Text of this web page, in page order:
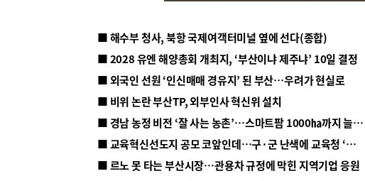
■ 해수부 청사, 북항 국제여객터미널 옆에 선다(종합)
■ 2028 유엔 해양총회 개최지, ‘부산이냐 제주냐’ 10일 결정
■ 외국인 선원 ‘인신매매 경유지’ 된 부산…우려가 현실로
■ 비위 논란 부산TP, 외부인사 혁신위 설치
■ 경남 농정 비전 ‘잘 사는 농촌’…스마트팜 1000㏊까지 늘린다
■ 교육혁신선도지 공모 코앞인데…구·군 난색에 교육청 ‘쩔쩔’
■ 르노 못 타는 부산시장…관용차 규정에 막힌 지역기업 응원